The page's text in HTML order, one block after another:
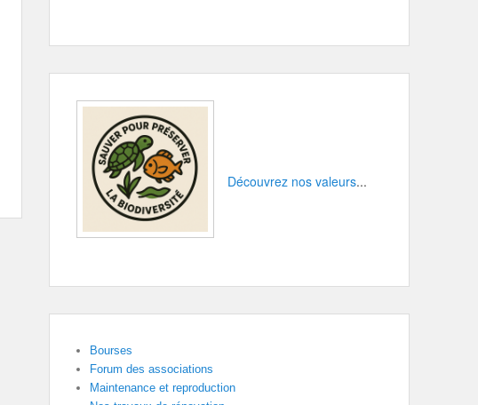
Découvrez nos valeurs...
Bourses
Forum des associations
Maintenance et reproduction